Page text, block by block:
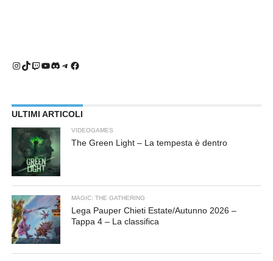
Instagram
TikTok
Twitch
YouTube
Discord
Telegram
Facebook
ULTIMI ARTICOLI
VIDEOGAMES
The Green Light – La tempesta è dentro
MAGIC: THE GATHERING
Lega Pauper Chieti Estate/Autunno 2026 –
Tappa 4 – La classifica